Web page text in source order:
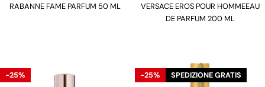
Tipo:
RABANNE FAME PARFUM 50 ML
Tipo:
VERSACE EROS POUR HOMMEEAU
DE PARFUM 200 ML
-25% -25% SPEDIZIONE GRATIS